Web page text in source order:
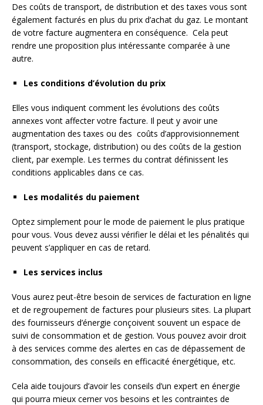
Des coûts de transport, de distribution et des taxes vous sont
également facturés en plus du prix d’achat du gaz. Le montant
de votre facture augmentera en conséquence. Cela peut
rendre une proposition plus intéressante comparée à une
autre.
Les conditions d’évolution du prix
Elles vous indiquent comment les évolutions des coûts
annexes vont affecter votre facture. Il peut y avoir une
augmentation des taxes ou des coûts d’approvisionnement
(transport, stockage, distribution) ou des coûts de la gestion
client, par exemple. Les termes du contrat définissent les
conditions applicables dans ce cas.
Les modalités du paiement
Optez simplement pour le mode de paiement le plus pratique
pour vous. Vous devez aussi vérifier le délai et les pénalités qui
peuvent s’appliquer en cas de retard.
Les services inclus
Vous aurez peut-être besoin de services de facturation en ligne
et de regroupement de factures pour plusieurs sites. La plupart
des fournisseurs d’énergie conçoivent souvent un espace de
suivi de consommation et de gestion. Vous pouvez avoir droit
à des services comme des alertes en cas de dépassement de
consommation, des conseils en efficacité énergétique, etc.
Cela aide toujours d’avoir les conseils d’un expert en énergie
qui pourra mieux cerner vos besoins et les contraintes de